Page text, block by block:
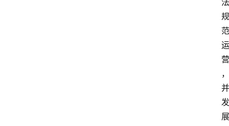
法
规
范
运
营
，
并
发
展